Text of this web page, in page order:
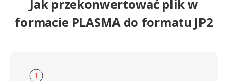
Jak przekonwertować plik w
formacie PLASMA do formatu JP2
1